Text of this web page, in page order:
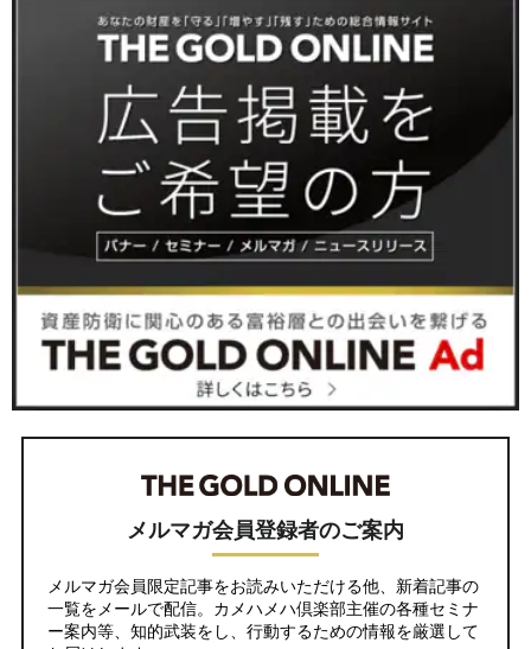
メルマガ会員登録者のご案内
メルマガ会員限定記事をお読みいただける他、新着記事の
一覧をメールで配信。カメハメハ倶楽部主催の各種セミナ
ー案内等、知的武装をし、行動するための情報を厳選して